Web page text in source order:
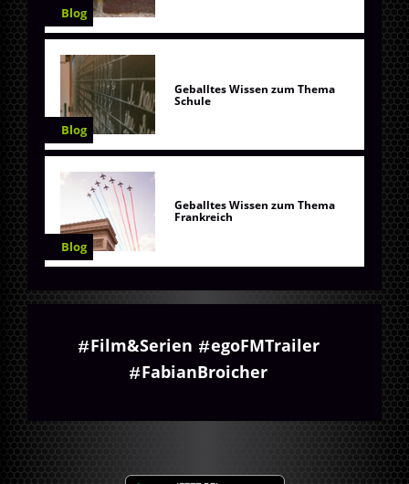
Blog
Blog
Geballtes Wissen zum Thema
Schule
Blog
Geballtes Wissen zum Thema
Frankreich
Film&Serien
egoFMTrailer
FabianBroicher